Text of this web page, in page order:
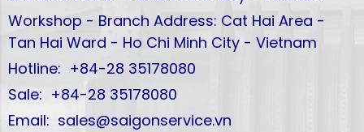
Workshop - Branch Address: Cat Hai Area -
Tan Hai Ward - Ho Chi Minh City - Vietnam
Hotline: +84-28 35178080
Sale: +84-28 35178080
Email: sales@saigonservice.vn